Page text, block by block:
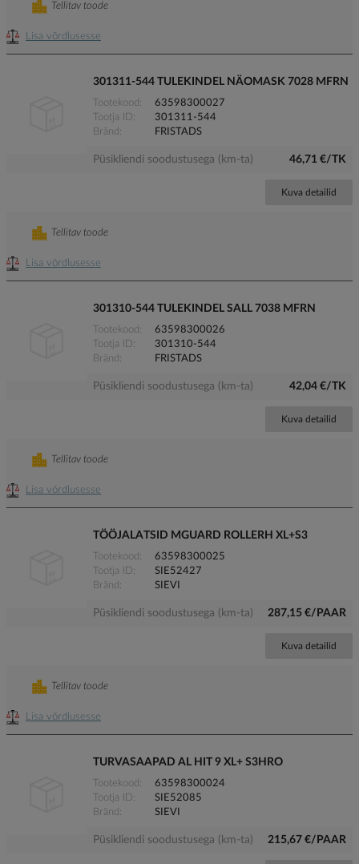
Lisa võrdlusesse
Tellitav toode
301311-544 TULEKINDEL NÄOMASK 7028 MFRN
Tootekood
63598300027
Tootja ID
301311-544
Bränd
FRISTADS
Püsikliendi soodustusega (km-ta) 46,71 €/TK
Kuva detailid
Lisa võrdlusesse
Tellitav toode
301310-544 TULEKINDEL SALL 7038 MFRN
Tootekood
63598300026
Tootja ID
301310-544
Bränd
FRISTADS
Püsikliendi soodustusega (km-ta) 42,04 €/TK
Kuva detailid
Lisa võrdlusesse
Tellitav toode
TÖÖJALATSID MGUARD ROLLERH XL+S3
Tootekood
63598300025
Tootja ID
SIE52427
Bränd
SIEVI
Püsikliendi soodustusega (km-ta) 287,15 €/PAAR
Kuva detailid
Lisa võrdlusesse
Tellitav toode
TURVASAAPAD AL HIT 9 XL+ S3HRO
Tootekood
63598300024
Tootja ID
SIE52085
Bränd
SIEVI
Püsikliendi soodustusega (km-ta) 215,67 €/PAAR